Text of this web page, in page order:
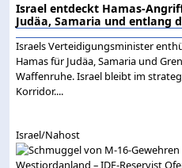
Israel entdeckt Hamas-
Judäa, Samaria und entlang
Israels Verteidigungsminister
Hamas für Judäa, Samaria und
Waffenruhe. Israel bleibt im
Korridor....
Israel/Nahost